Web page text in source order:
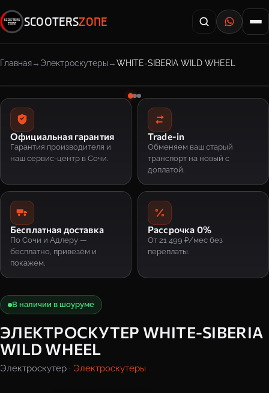
SCOOTERSZONE
Главная Электроскутеры WHITE-SIBERIA WILD WHEEL
Официальная гарантия
Гарантия производителя и
наш сервис-центр в Сочи.
Trade-in
Обменяем ваш старый
транспорт на новый с
доплатой.
Бесплатная доставка
По Сочи и Адлеру —
бесплатно, привезём и
покажем.
Рассрочка 0%
От 21 499 ₽/мес без
переплаты.
В наличии в шоуруме
ЭЛЕКТРОСКУТЕР WHITE-SIBERIA
WILD WHEEL
Электроскутер · Электроскутеры